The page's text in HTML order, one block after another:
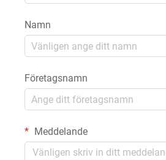
Namn
Företagsnamn
Meddelande